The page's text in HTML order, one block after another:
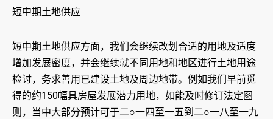
短中期土地供应
短中期土地供应方面，我们会继续改划合适的用地及适度
增加发展密度，并会继续就不同用地和地区进行土地用途
检讨，务求善用已建设土地及周边地带。例如我们早前觅
得的约150幅具房屋发展潜力用地，如能及时修订法定图
则，当中大部分预计可于二○一四至一五到二○一八至一九